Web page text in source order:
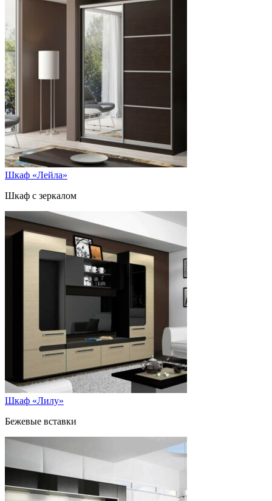
Шкаф «Лейла»
Шкаф с зеркалом
Шкаф «Лилу»
Бежевые вставки